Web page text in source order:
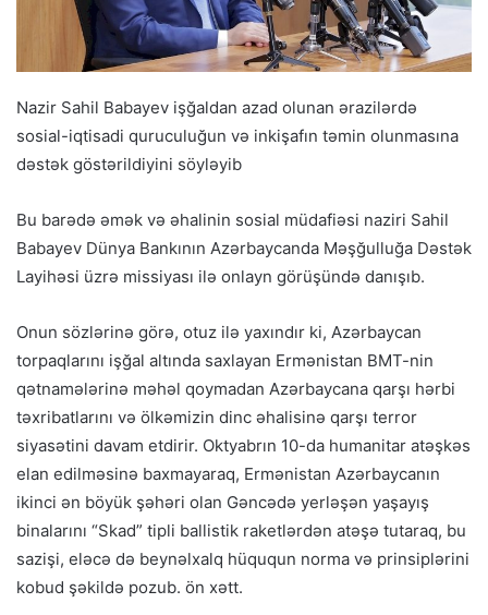
Nazir Sahil Babayev işğaldan azad olunan ərazilərdə
sosial-iqtisadi quruculuğun və inkişafın təmin olunmasına
dəstək göstərildiyini söyləyib
Bu barədə əmək və əhalinin sosial müdafiəsi naziri Sahil
Babayev Dünya Bankının Azərbaycanda Məşğulluğa Dəstək
Layihəsi üzrə missiyası ilə onlayn görüşündə danışıb.
Onun sözlərinə görə, otuz ilə yaxındır ki, Azərbaycan
torpaqlarını işğal altında saxlayan Ermənistan BMT-nin
qətnamələrinə məhəl qoymadan Azərbaycana qarşı hərbi
təxribatlarını və ölkəmizin dinc əhalisinə qarşı terror
siyasətini davam etdirir. Oktyabrın 10-da humanitar atəşkəs
elan edilməsinə baxmayaraq, Ermənistan Azərbaycanın
ikinci ən böyük şəhəri olan Gəncədə yerləşən yaşayış
binalarını “Skad” tipli ballistik raketlərdən atəşə tutaraq, bu
sazişi, eləcə də beynəlxalq hüququn norma və prinsiplərini
kobud şəkildə pozub. ön xətt.